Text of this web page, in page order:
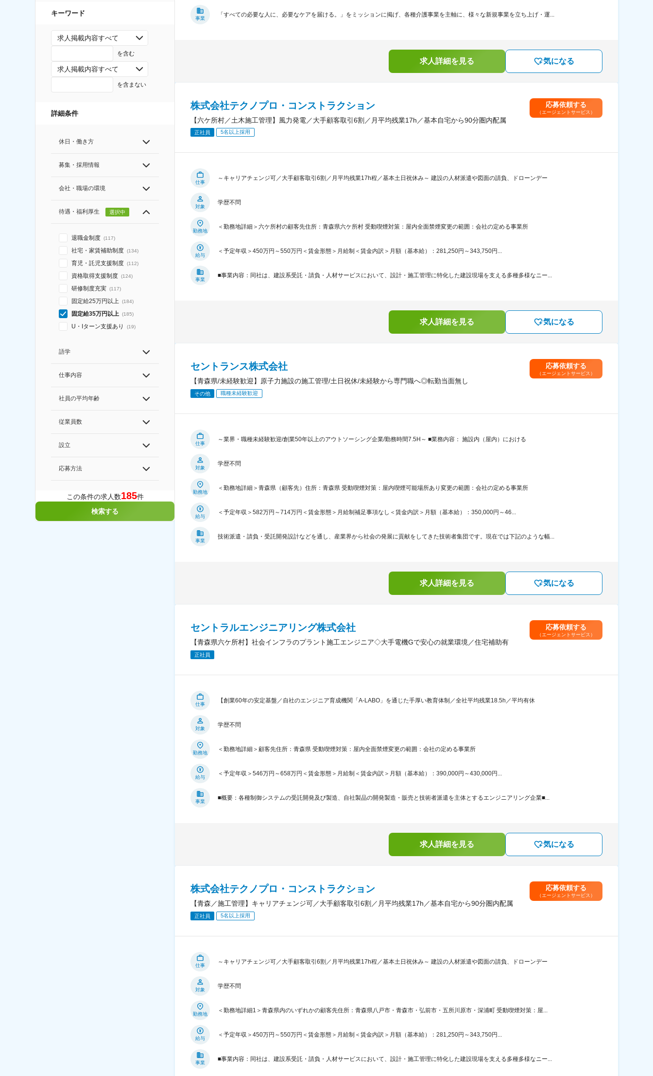
キーワード
求人掲載内容すべて
を含む
求人掲載内容すべて
を含まない
詳細条件
休日・働き方
募集・採用情報
会社・職場の環境
待遇・福利厚生 選択中
退職金制度 (117)
社宅・家賃補助制度 (134)
育児・託児支援制度 (112)
資格取得支援制度 (124)
研修制度充実 (117)
固定給25万円以上 (184)
固定給35万円以上 (185)
U・Iターン支援あり (19)
語学
仕事内容
社員の平均年齢
従業員数
設立
応募方法
この条件の求人数185件
検索する
事業
「すべての必要な人に、必要なケアを届ける。」をミッションに掲げ、各種介護事業を主軸に、様々な新規事業を立ち上げ・運...
求人詳細を見る 気になる
株式会社テクノプロ・コンストラクション
【六ケ所村／土木施工管理】風力発電／大手顧客取引6割／月平均残業17h／基本自宅から90分圏内配属
正社員 5名以上採用
応募依頼する
（エージェントサービス）
仕事
～キャリアチェンジ可／大手顧客取引6割／月平均残業17h程／基本土日祝休み～ 建設の人材派遣や図面の請負、ドローンデー
対象
学歴不問
勤務地
＜勤務地詳細＞六ケ所村の顧客先住所：青森県六ケ所村 受動喫煙対策：屋内全面禁煙変更の範囲：会社の定める事業所
給与
＜予定年収＞450万円～550万円＜賃金形態＞月給制＜賃金内訳＞月額（基本給）：281,250円～343,750円...
事業
■事業内容：同社は、建設系受託・請負・人材サービスにおいて、設計・施工管理に特化した建設現場を支える多種多様なニー...
求人詳細を見る 気になる
セントランス株式会社
【青森県/未経験歓迎】原子力施設の施工管理/土日祝休/未経験から専門職へ◎転勤当面無し
その他 職種未経験歓迎
応募依頼する
（エージェントサービス）
仕事
～業界・職種未経験歓迎/創業50年以上のアウトソーシング企業/勤務時間7.5H～ ■業務内容： 施設内（屋内）における
対象
学歴不問
勤務地
＜勤務地詳細＞青森県（顧客先）住所：青森県 受動喫煙対策：屋内喫煙可能場所あり変更の範囲：会社の定める事業所
給与
＜予定年収＞582万円～714万円＜賃金形態＞月給制補足事項なし＜賃金内訳＞月額（基本給）：350,000円～46...
事業
技術派遣・請負・受託開発設計などを通し、産業界から社会の発展に貢献をしてきた技術者集団です。現在では下記のような幅...
求人詳細を見る 気になる
セントラルエンジニアリング株式会社
【青森県六ケ所村】社会インフラのプラント施工エンジニア◇大手電機Gで安心の就業環境／住宅補助有
正社員
応募依頼する
（エージェントサービス）
仕事
【創業60年の安定基盤／自社のエンジニア育成機関「A-LABO」を通じた手厚い教育体制／全社平均残業18.5h／平均有休
対象
学歴不問
勤務地
＜勤務地詳細＞顧客先住所：青森県 受動喫煙対策：屋内全面禁煙変更の範囲：会社の定める事業所
給与
＜予定年収＞546万円～658万円＜賃金形態＞月給制＜賃金内訳＞月額（基本給）：390,000円～430,000円...
事業
■概要：各種制御システムの受託開発及び製造、自社製品の開発製造・販売と技術者派遣を主体とするエンジニアリング企業■...
求人詳細を見る 気になる
株式会社テクノプロ・コンストラクション
【青森／施工管理】キャリアチェンジ可／大手顧客取引6割／月平均残業17h／基本自宅から90分圏内配属
正社員 5名以上採用
応募依頼する
（エージェントサービス）
仕事
～キャリアチェンジ可／大手顧客取引6割／月平均残業17h程／基本土日祝休み～ 建設の人材派遣や図面の請負、ドローンデー
対象
学歴不問
勤務地
＜勤務地詳細1＞青森県内のいずれかの顧客先住所：青森県八戸市・青森市・弘前市・五所川原市・深浦町 受動喫煙対策：屋...
給与
＜予定年収＞450万円～550万円＜賃金形態＞月給制＜賃金内訳＞月額（基本給）：281,250円～343,750円...
事業
■事業内容：同社は、建設系受託・請負・人材サービスにおいて、設計・施工管理に特化した建設現場を支える多種多様なニー...